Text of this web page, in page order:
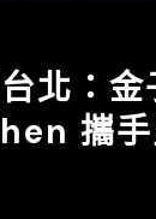
北：金
攜手